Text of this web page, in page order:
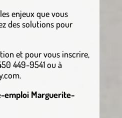
enjeux que vous
des solutions pour
et pour vous inscrire,
449-9541 ou à
emploi Marguerite-